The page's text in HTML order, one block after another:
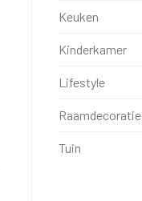
Keuken
Kinderkamer
Lifestyle
Raamdecoratie
Tuin